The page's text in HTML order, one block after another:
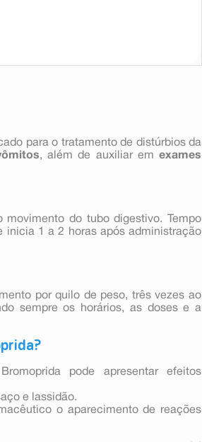
para o tratamento de distúrbios da
, além de auxiliar emexames
do tubo digestivo. Tempo
inicia 1 a 2 horas após administração
por quilo de peso, três vezes ao
sempre os horários, as doses e a
pode apresentar efeitos
e lassidão.
o aparecimento de reações